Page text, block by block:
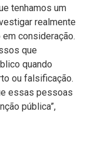
tenhamos um
realmente
consideração.
que
quando
ou falsificação.
essas pessoas
pública”,